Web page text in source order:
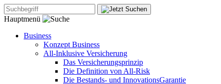
Hauptmenü
Business
Konzept Business
All-Inklusive Versicherung
Das Versicherungsprinzip
Die Definition von All-Risk
Die Bestands- und InnovationsGarantie